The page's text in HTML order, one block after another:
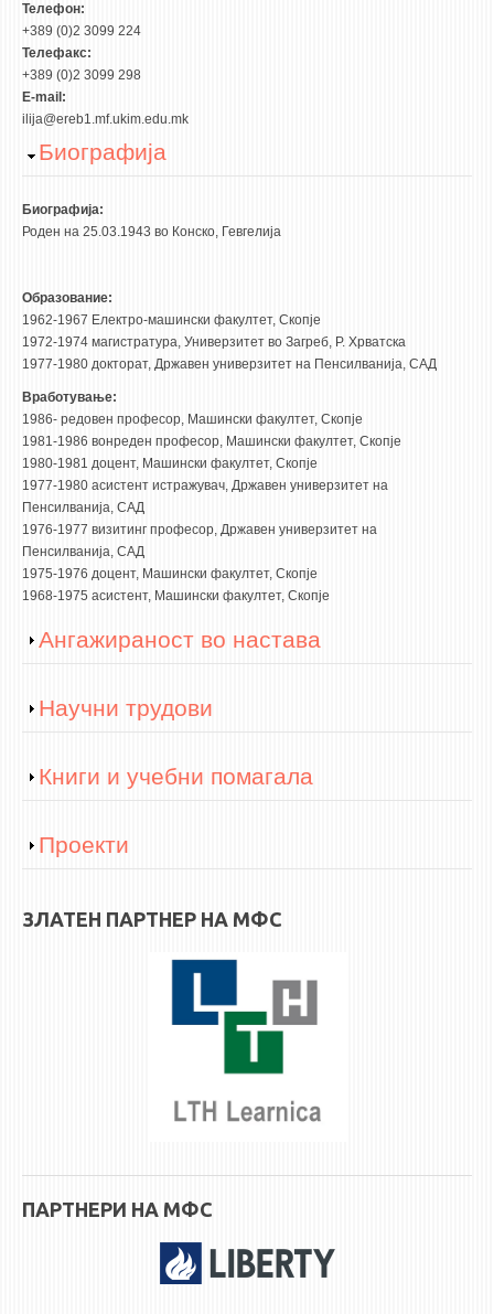
ТЕЛЕФОНСКИ ИМЕНИК
ALUMNI MFS
ИЗВЕСТУВАЊА
НАСТАВЕН КАДАР
ВОНРЕДНИ ПРОФ.
АСИСТЕНТИ
ЛЕКТОРИ
ЛАБОРАНТИ
ПЕНЗИОНИРАН КАДАР
IN MEMORIAM
СТУДИИ
I ЦИКЛУС - ДОДИПЛОМСКИ
II ЦИКЛУС - ПОСЛЕДИПЛОМСКИ
III ЦИКЛУС - ДОКТОРСКИ
МЕЃУНАРОДНА РАЗМЕНА
ОГЛАСНА ТАБЛА
СООПШТЕНИЈА
БИБЛИОТЕКА
СТИПЕНДИИ/ПРАКСИ
Телефон:
+389 (0)2 3099 224
Телефакс:
+389 (0)2 3099 298
E-mail:
ilija@ereb1.mf.ukim.edu.mk
Hide
Биографија
Биографија:
Роден на 25.03.1943 во Конско, Гевгелија
Образование:
1962-1967 Електро-машински факултет, Скопје
1972-1974 магистратура, Универзитет во Загреб, Р. Хрватска
1977-1980 докторат, Државен универзитет на Пенсилванија, САД
Вработување:
1986- редовен професор, Машински факултет, Скопје
1981-1986 вонреден професор, Машински факултет, Скопје
1980-1981 доцент, Машински факултет, Скопје
1977-1980 асистент истражувач, Државен универзитет на
Пенсилванија, САД
1976-1977 визитинг професор, Државен универзитет на
Пенсилванија, САД
1975-1976 доцент, Машински факултет, Скопје
1968-1975 асистент, Машински факултет, Скопје
Show
Ангажираност во настава
Show
Научни трудови
Show
Книги и учебни помагала
Show
Проекти
ЗЛАТЕН ПАРТНЕР НА МФС
ПАРТНЕРИ НА МФС